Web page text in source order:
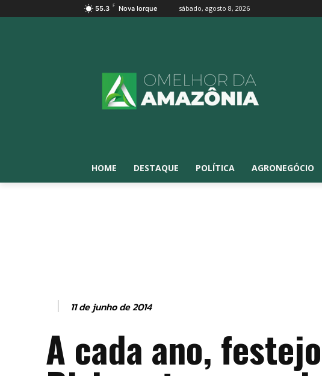
55.3 F Nova Iorque sábado, agosto 8, 2026
HOME DESTAQUE POLÍTICA AGRONEGÓCIO
11 de junho de 2014
A cada ano,